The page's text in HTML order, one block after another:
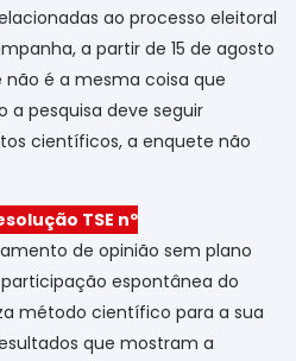
ao processo eleitoral
a partir de 15 de agosto
não é a mesma coisa que
a pesquisa deve seguir
científicos, a enquete não
TSE nº
de opinião sem plano
espontânea do
método científico para a sua
que mostram a